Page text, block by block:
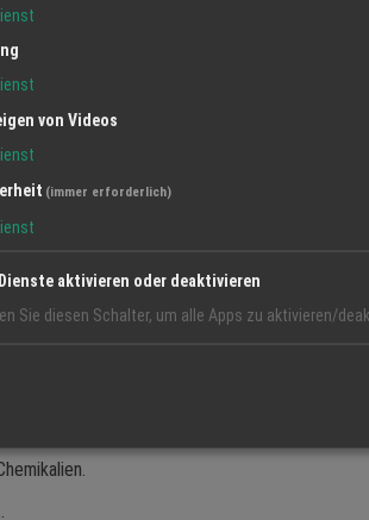
In der Regel hält sich Kernseife
Seifen?
Reinigungslösungen durch ihre rein
aggressive Chemikalien enthalten, ist
anderen Reinigungsprodukten zu finden sind.
zum Reinigen von Oberflächen, Geschirr oder
sondern auch besonders sanft zu Haut
von Videos
(immer erforderlich)
aktivieren oder deaktivieren
Sie diesen Schalter, um alle Apps zu aktivieren/